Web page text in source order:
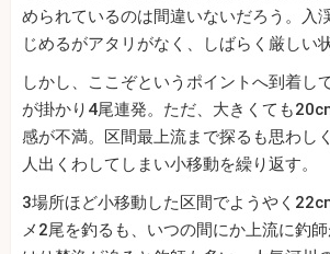
められているのは間違いないだろう。入
じめるがアタリがなく、しばらく厳しい
しかし、ここぞというポイントへ到着し
が掛かり4尾連発。ただ、大きくても
感が不満。区間最上流まで探るも思わし
人出くわしてしまい小移動を繰り返す。
3場所ほど小移動した区間でようやく
メ2尾を釣るも、いつの間にか上流に釣